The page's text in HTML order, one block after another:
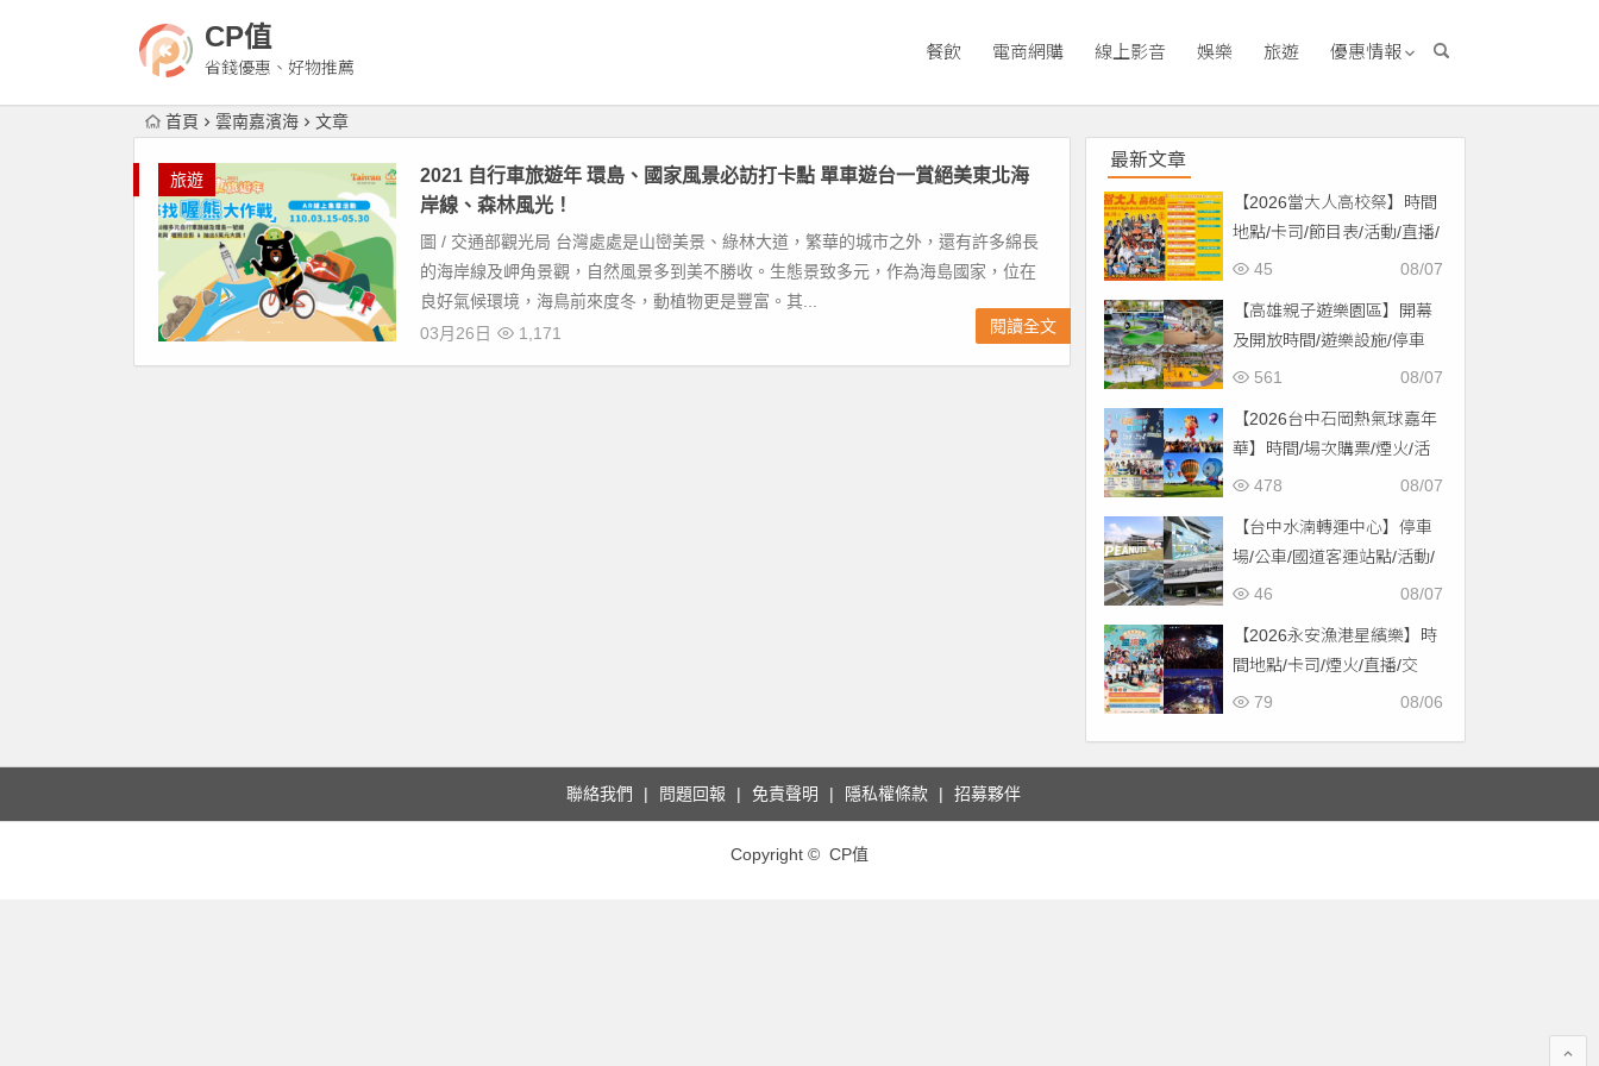
CP值
省錢優惠、好物推薦
餐飲 電商網購 線上影音 娛樂 旅遊 優惠情報
首頁 雲南嘉濱海 文章
旅遊
2021 自行車旅遊年 環島、國家風景必訪打卡點 單車遊台一賞絕美東北海
岸線、森林風光！
圖 / 交通部觀光局 台灣處處是山巒美景、綠林大道，繁華的城市之外，還有許多綿長
的海岸線及岬角景觀，自然風景多到美不勝收。生態景致多元，作為海島國家，位在
良好氣候環境，海鳥前來度冬，動植物更是豐富。其...
03月26日
1,171 閱讀全文
最新文章
【2026當大人高校祭】時間
地點/卡司/節目表/活動/直播/
交通，免費入場！
08/07
45
【高雄親子遊樂園區】開幕
及開放時間/遊樂設施/停車
場/交通一次看！
08/07
561
【2026台中石岡熱氣球嘉年
華】時間/場次購票/煙火/活
動/交通，土牛運動公園登08/07
478
【台中水湳轉運中心】停車
場/公車/國道客運站點/活動/
交通，啟用免費停車！ 08/07
46
【2026永安漁港星繽樂】時
間地點/卡司/煙火/直播/交
通，免費入場！
08/06
79
聯絡我們 問題回報 免責聲明 隱私權條款 招募夥伴
Copyright © CP值